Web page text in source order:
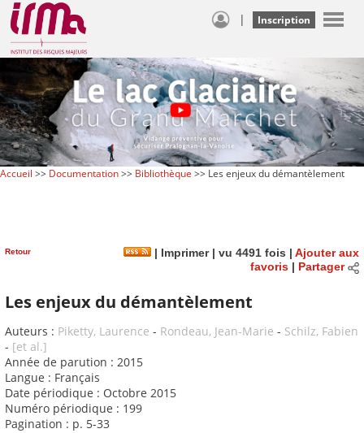
| Inscription
Accueil >> Documentation>> Bibliothèque >> Les enjeux du démantèlement
Retour | Imprimer| vu 4491 fois | Ajouter aux
favoris| Partager
Les enjeux du démantèlement
Auteurs : Piketty, Laurence - Rondeau, Jean-Marie - Schilz, Fabien
- [et al.]
Année de parution : 2015
Langue : Français
Date périodique : Octobre 2015
Numéro périodique : 199
Pagination : p. 5-33